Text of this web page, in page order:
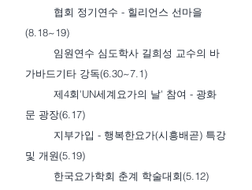
협회 정기연수 - 힐리언스 선마을
(8.18~19)
임원연수 심도학사 길희성 교수의 바
가바드기타 강독(6.30~7.1)
제4회'UN세계요가의 날' 참여 - 광화
문 광장(6.17)
지부가입 - 행복한요가(시흥배곧) 특강
및 개원(5.19)
한국요가학회 춘계 학술대회(5.12)